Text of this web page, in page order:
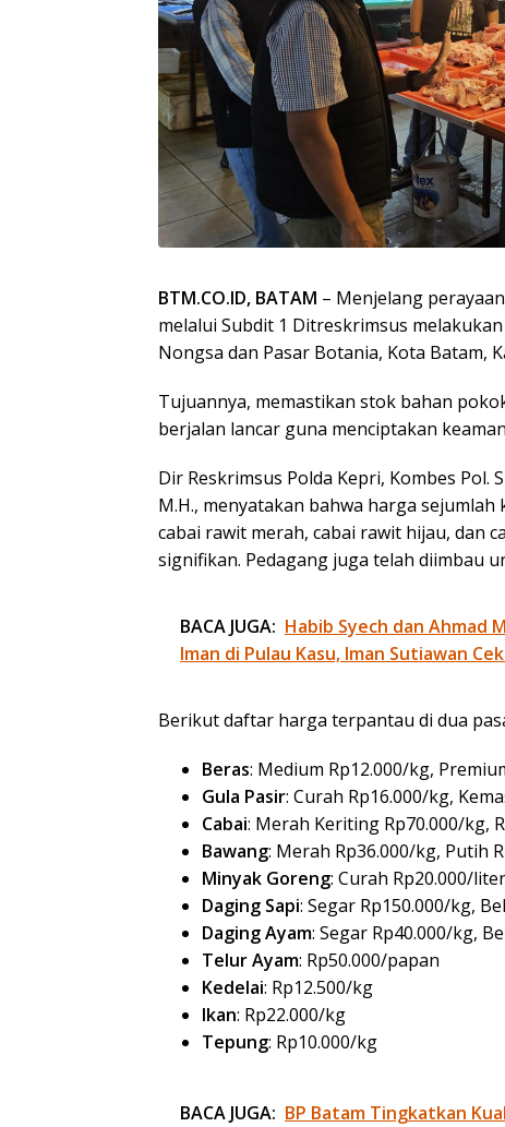
BTM.CO.ID, BATAM – Menjelang
melalui Subdit 1 Ditreskrimsus
Nongsa dan Pasar Botania, Kota Batam,
Tujuannya, memastikan stok bahan
berjalan lancar guna menciptakan
Dir Reskrimsus Polda Kepri, Kombes Pol.
M.H., menyatakan bahwa harga
cabai rawit merah, cabai rawit hijau, dan
signifikan. Pedagang juga telah diimbau
BACA JUGA: Habib Syech dan Ahmad
Iman di Pulau Kasu, Iman Sutiawan
Berikut daftar harga terpantau di dua
Beras: Medium Rp12.000/kg,
Gula Pasir: Curah Rp16.000/kg,
Cabai: Merah Keriting Rp70.000/kg,
Bawang: Merah Rp36.000/kg, Putih
Minyak Goreng: Curah Rp20.000/
Daging Sapi: Segar Rp150.000/kg,
Daging Ayam: Segar Rp40.000/kg,
Telur Ayam: Rp50.000/papan
Kedelai: Rp12.500/kg
Ikan: Rp22.000/kg
Tepung: Rp10.000/kg
BACA JUGA: BP Batam Tingkatkan